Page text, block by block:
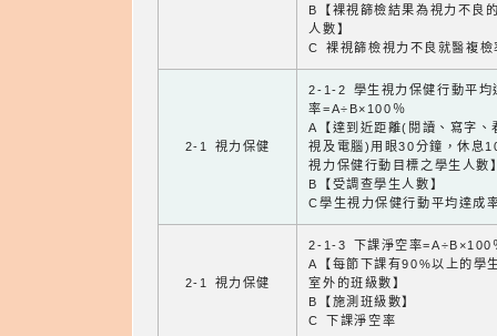
B【裸視篩檢結果為視力不良
人數】
C 裸視篩檢視力不良就醫複檢
2-1 視力保健
2-1-2 學生視力保健行動平均
率=A÷B×100％
A【達到近距離(閱讀、寫字、
視及電腦)用眼30分鐘，休息
視力保健行動目標之學生人數
B【受調查學生人數】
C學生視力保健行動平均達成
2-1 視力保健
2-1-3 下課淨空率=A÷B×100
A【每節下課有90%以上的學
室外的班級數】
B【施測班級數】
C 下課淨空率